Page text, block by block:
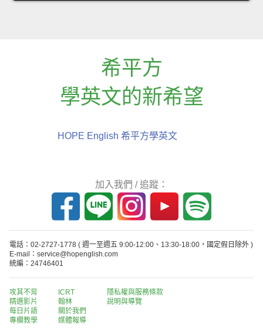
希平方
學英文的新希望
HOPE English 希平方學英文
加入我們 / 追蹤：
電話：02-2727-1778 ( 週一至週五 9:00-12:00、13:30-18:00，國定假日除外 )
E-mail：service@hopenglish.com
統編：24746401
攻其不背
精選影片
每日片語
專欄教學
ICRT
翰林
關於我們
媒體報導
隱私權與服務條款
說明與導覽